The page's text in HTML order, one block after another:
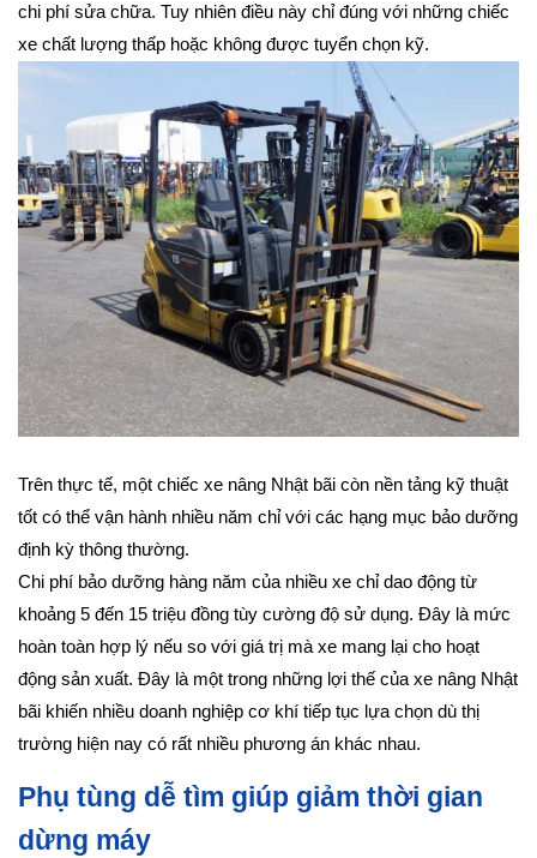
chi phí sửa chữa. Tuy nhiên điều này chỉ đúng với những chiếc
xe chất lượng thấp hoặc không được tuyển chọn kỹ.
Trên thực tế, một chiếc xe nâng Nhật bãi còn nền tảng kỹ thuật
tốt có thể vận hành nhiều năm chỉ với các hạng mục bảo dưỡng
định kỳ thông thường.
Chi phí bảo dưỡng hàng năm của nhiều xe chỉ dao động từ
khoảng 5 đến 15 triệu đồng tùy cường độ sử dụng. Đây là mức
hoàn toàn hợp lý nếu so với giá trị mà xe mang lại cho hoạt
động sản xuất. Đây là một trong những lợi thế của xe nâng Nhật
bãi khiến nhiều doanh nghiệp cơ khí tiếp tục lựa chọn dù thị
trường hiện nay có rất nhiều phương án khác nhau.
Phụ tùng dễ tìm giúp giảm thời gian
dừng máy